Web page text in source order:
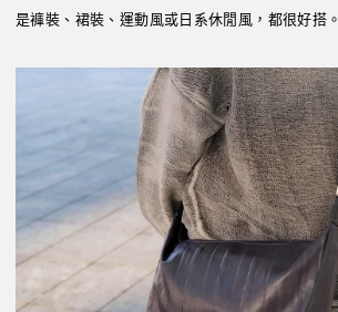
是褲裝、裙裝、運動風或日系休閒風，都很好搭。